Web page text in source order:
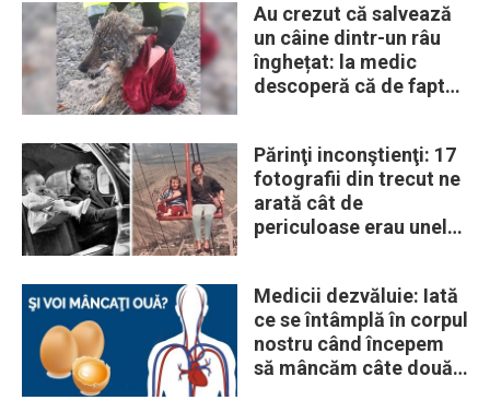
Au crezut că salvează
un câine dintr-un râu
înghețat: la medic
descoperă că de fapt
Părinţi inconştienţi: 17
fotografii din trecut ne
arată cât de
periculoase erau unele
Medicii dezvăluie: Iată
ce se întâmplă în corpul
nostru când începem
să mâncăm câte două